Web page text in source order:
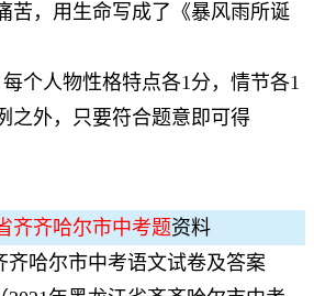
苦，用生命写成了《暴风雨所诞
个人物性格特点各1分，情节各1
之外，只要符合题意即可得
齐齐哈尔市中考题资料
齐哈尔市中考语文试卷及答案